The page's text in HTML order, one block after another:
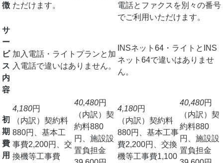
徴 ただけます。
電話とファクスを別々の番号
でご利用いただけます。
サ
ー
ビ
ス
内
容
加入電話・ライトプランと加
入電話で違いはありません。
INSネット64・ライトとINS
ネット64で違いはありませ
ん。
初
期
費
用
4,180円
（内訳）契約料
880円、基本工
事費2,200円、交
換機等工事費
40,480円
（内訳）契
約料880
円、施設設
置負担金
4,180円
（内訳）契約料
880円、基本工事
費2,200円、交換
機等工事費1,100
40,480円
（内訳）契
約料880
円、施設設
置負担金